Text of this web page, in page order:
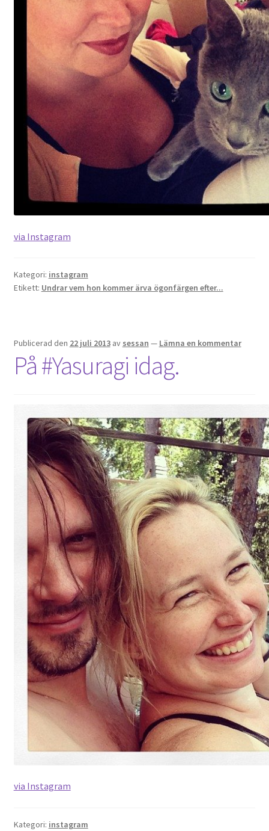
via Instagram
Kategori: instagram
Etikett: Undrar vem hon kommer ärva ögonfärgen efter...
Publicerad den 22 juli 2013 av sessan — Lämna en kommentar
På #Yasuragi idag.
via Instagram
Kategori: instagram